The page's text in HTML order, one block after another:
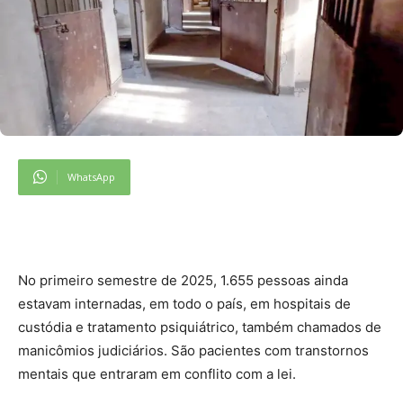
WhatsApp
No primeiro semestre de 2025, 1.655 pessoas ainda
estavam internadas, em todo o país, em hospitais de
custódia e tratamento psiquiátrico, também chamados de
manicômios judiciários. São pacientes com transtornos
mentais que entraram em conflito com a lei.